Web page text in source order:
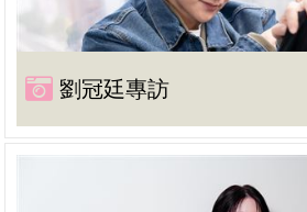
劉冠廷專訪